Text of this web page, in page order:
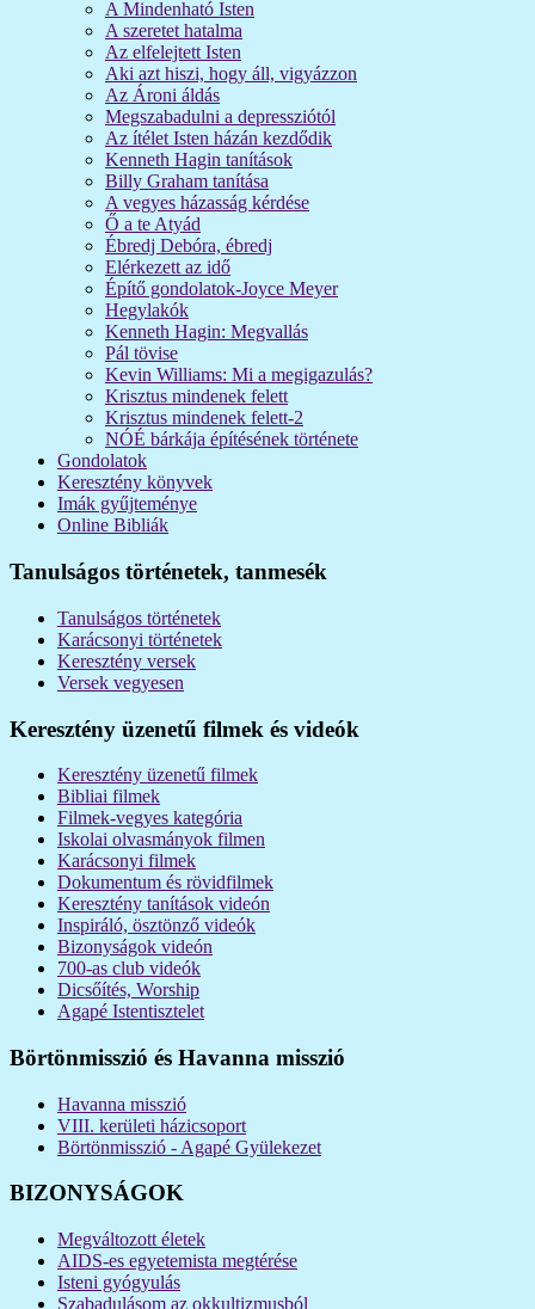
A Mindenható Isten
A szeretet hatalma
Az elfelejtett Isten
Aki azt hiszi, hogy áll, vigyázzon
Az Ároni áldás
Megszabadulni a depressziótól
Az ítélet Isten házán kezdődik
Kenneth Hagin tanítások
Billy Graham tanítása
A vegyes házasság kérdése
Ő a te Atyád
Ébredj Debóra, ébredj
Elérkezett az idő
Építő gondolatok-Joyce Meyer
Hegylakók
Kenneth Hagin: Megvallás
Pál tövise
Kevin Williams: Mi a megigazulás?
Krisztus mindenek felett
Krisztus mindenek felett-2
NÓÉ bárkája építésének története
Gondolatok
Keresztény könyvek
Imák gyűjteménye
Online Bibliák
Tanulságos történetek, tanmesék
Tanulságos történetek
Karácsonyi történetek
Keresztény versek
Versek vegyesen
Keresztény üzenetű filmek és videók
Keresztény üzenetű filmek
Bibliai filmek
Filmek-vegyes kategória
Iskolai olvasmányok filmen
Karácsonyi filmek
Dokumentum és rövidfilmek
Keresztény tanítások videón
Inspiráló, ösztönző videók
Bizonyságok videón
700-as club videók
Dicsőítés, Worship
Agapé Istentisztelet
Börtönmisszió és Havanna misszió
Havanna misszió
VIII. kerületi házicsoport
Börtönmisszió - Agapé Gyülekezet
BIZONYSÁGOK
Megváltozott életek
AIDS-es egyetemista megtérése
Isteni gyógyulás
Szabadulásom az okkultizmusból